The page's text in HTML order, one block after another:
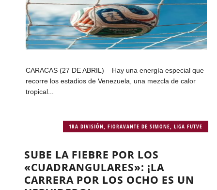
CARACAS (27 DE ABRIL) – Hay una energía especial que
recorre los estadios de Venezuela, una mezcla de calor
tropical...
1RA DIVISIÓN ,FIORAVANTE DE SIMONE ,LIGA FUTVE
SUBE LA FIEBRE POR LOS
«CUADRANGULARES»: ¡LA
CARRERA POR LOS OCHO ES UN